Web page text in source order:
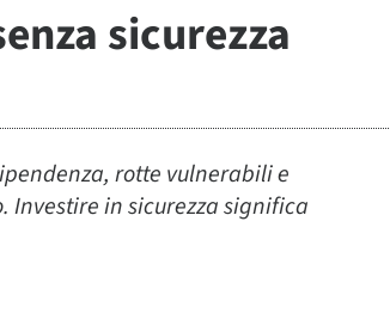
sicurezza
rotte vulnerabili e
in sicurezza significa